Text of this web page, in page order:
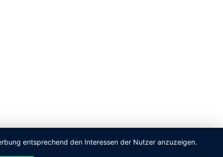
entsprechend den Interessen der Nutzer anzuzeigen.